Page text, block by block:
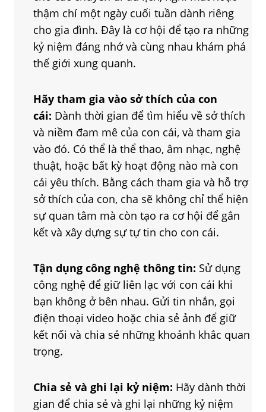
thậm chí một ngày cuối tuần dành riêng
cho gia đình. Đây là cơ hội để tạo ra những
kỷ niệm đáng nhớ và cùng nhau khám phá
thế giới xung quanh.
Hãy tham gia vào sở thích của con
cái: Dành thời gian để tìm hiểu về sở thích
và niềm đam mê của con cái, và tham gia
vào đó. Có thể là thể thao, âm nhạc, nghệ
thuật, hoặc bất kỳ hoạt động nào mà con
cái yêu thích. Bằng cách tham gia và hỗ trợ
sở thích của con, cha sẽ không chỉ thể hiện
sự quan tâm mà còn tạo ra cơ hội để gắn
kết và xây dựng sự tự tin cho con cái.
Tận dụng công nghệ thông tin: Sử dụng
công nghệ để giữ liên lạc với con cái khi
bạn không ở bên nhau. Gửi tin nhắn, gọi
điện thoại video hoặc chia sẻ ảnh để giữ
kết nối và chia sẻ những khoảnh khắc quan
trọng.
Chia sẻ và ghi lại kỷ niệm: Hãy dành thời
gian để chia sẻ và ghi lại những kỷ niệm